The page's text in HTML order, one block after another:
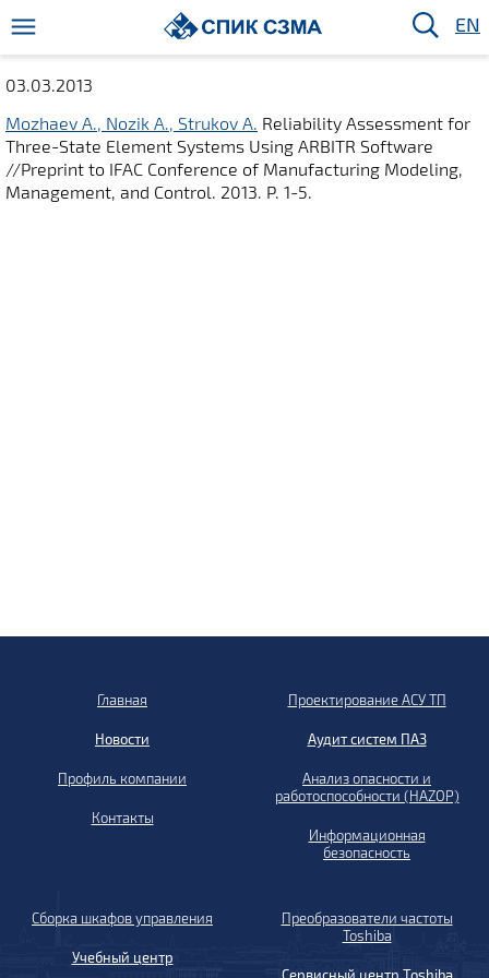
EN
03.03.2013
Mozhaev A., Nozik A., Strukov A. Reliability Assessment for
Three-State Element Systems Using ARBITR Software
//Preprint to IFAC Conference of Manufacturing Modeling,
Management, and Control. 2013. P. 1-5.
Главная
Новости
Профиль компании
Контакты
Проектирование АСУ ТП
Аудит систем ПАЗ
Анализ опасности и
работоспособности (HAZOP)
Информационная
безопасность
Сборка шкафов управления
Учебный центр
Преобразователи частоты
Toshiba